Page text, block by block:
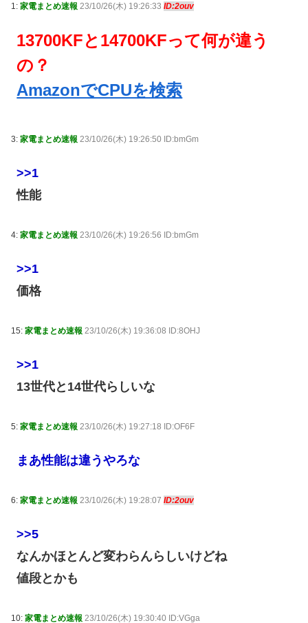
1: 家電まとめ速報 23/10/26(木) 19:26:33 ID:2ouv
13700KFと14700KFって何が違う
の？
AmazonでCPUを検索
3: 家電まとめ速報 23/10/26(木) 19:26:50 ID:bmGm
>>1
性能
4: 家電まとめ速報 23/10/26(木) 19:26:56 ID:bmGm
>>1
価格
15: 家電まとめ速報 23/10/26(木) 19:36:08 ID:8OHJ
>>1
13世代と14世代らしいな
5: 家電まとめ速報 23/10/26(木) 19:27:18 ID:OF6F
まあ性能は違うやろな
6: 家電まとめ速報 23/10/26(木) 19:28:07 ID:2ouv
>>5
なんかほとんど変わらんらしいけどね
値段とかも
10: 家電まとめ速報 23/10/26(木) 19:30:40 ID:VGga